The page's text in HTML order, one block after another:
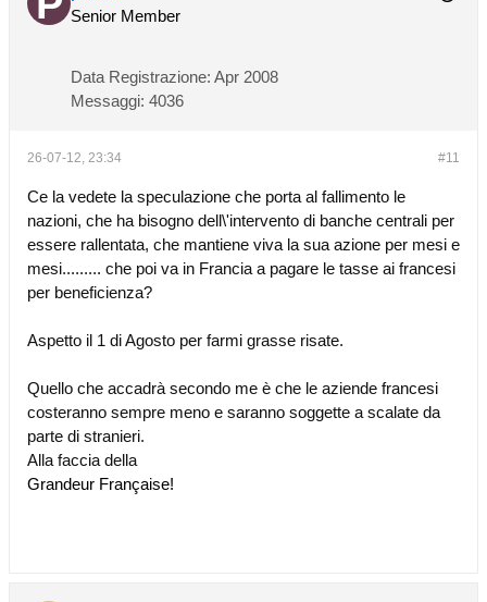
Senior Member
Data Registrazione: Apr 2008
Messaggi: 4036
#11
26-07-12, 23:34
Ce la vedete la speculazione che porta al fallimento le
nazioni, che ha bisogno dell\'intervento di banche centrali per
essere rallentata, che mantiene viva la sua azione per mesi e
mesi......... che poi va in Francia a pagare le tasse ai francesi
per beneficienza?
Aspetto il 1 di Agosto per farmi grasse risate.
Quello che accadrà secondo me è che le aziende francesi
costeranno sempre meno e saranno soggette a scalate da
parte di stranieri.
Alla faccia della
Grandeur Française!